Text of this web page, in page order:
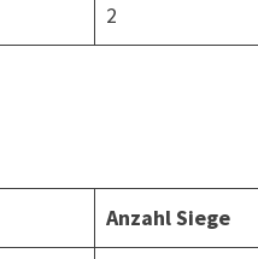
2
Anzahl Siege